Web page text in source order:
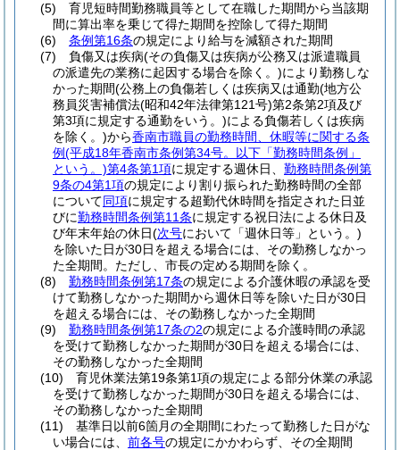
(5)
育児短時間勤務職員等として在職した期間から当該期
間に算出率を乗じて得た期間を控除して得た期間
(6)
条例第16条の規定により給与を減額された期間
(7)
負傷又は疾病(その負傷又は疾病が公務又は派遣職員
の派遣先の業務に起因する場合を除く。)により勤務しな
かった期間(公務上の負傷若しくは疾病又は通勤(地方公
務員災害補償法(昭和42年法律第121号)第2条第2項及び
第3項に規定する通勤をいう。)による負傷若しくは疾病
を除く。)から香南市職員の勤務時間、休暇等に関する条
例(平成18年香南市条例第34号。以下「勤務時間条例」
という。)第4条第1項に規定する週休日、 勤務時間条例第
9条の4第1項の規定により割り振られた勤務時間の全部
について同項に規定する超勤代休時間を指定された日並
びに勤務時間条例第11条に規定する祝日法による休日及
び年末年始の休日(次号において「週休日等」という。)
を除いた日が30日を超える場合には、その勤務しなかっ
た全期間。 ただし、市長の定める期間を除く。
(8)
勤務時間条例第17条の規定による介護休暇の承認を受
けて勤務しなかった期間から週休日等を除いた日が30日
を超える場合には、その勤務しなかった全期間
(9)
勤務時間条例第17条の2の規定による介護時間の承認
を受けて勤務しなかった期間が30日を超える場合には、
その勤務しなかった全期間
(10)
育児休業法第19条第1項の規定による部分休業の承認
を受けて勤務しなかった期間が30日を超える場合には、
その勤務しなかった全期間
(11)
基準日以前6箇月の全期間にわたって勤務した日がな
い場合には、 前各号の規定にかかわらず、その全期間